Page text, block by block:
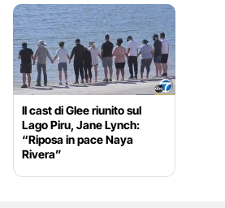
Il cast di Glee riunito sul
Lago Piru, Jane Lynch:
“Riposa in pace Naya
Rivera”